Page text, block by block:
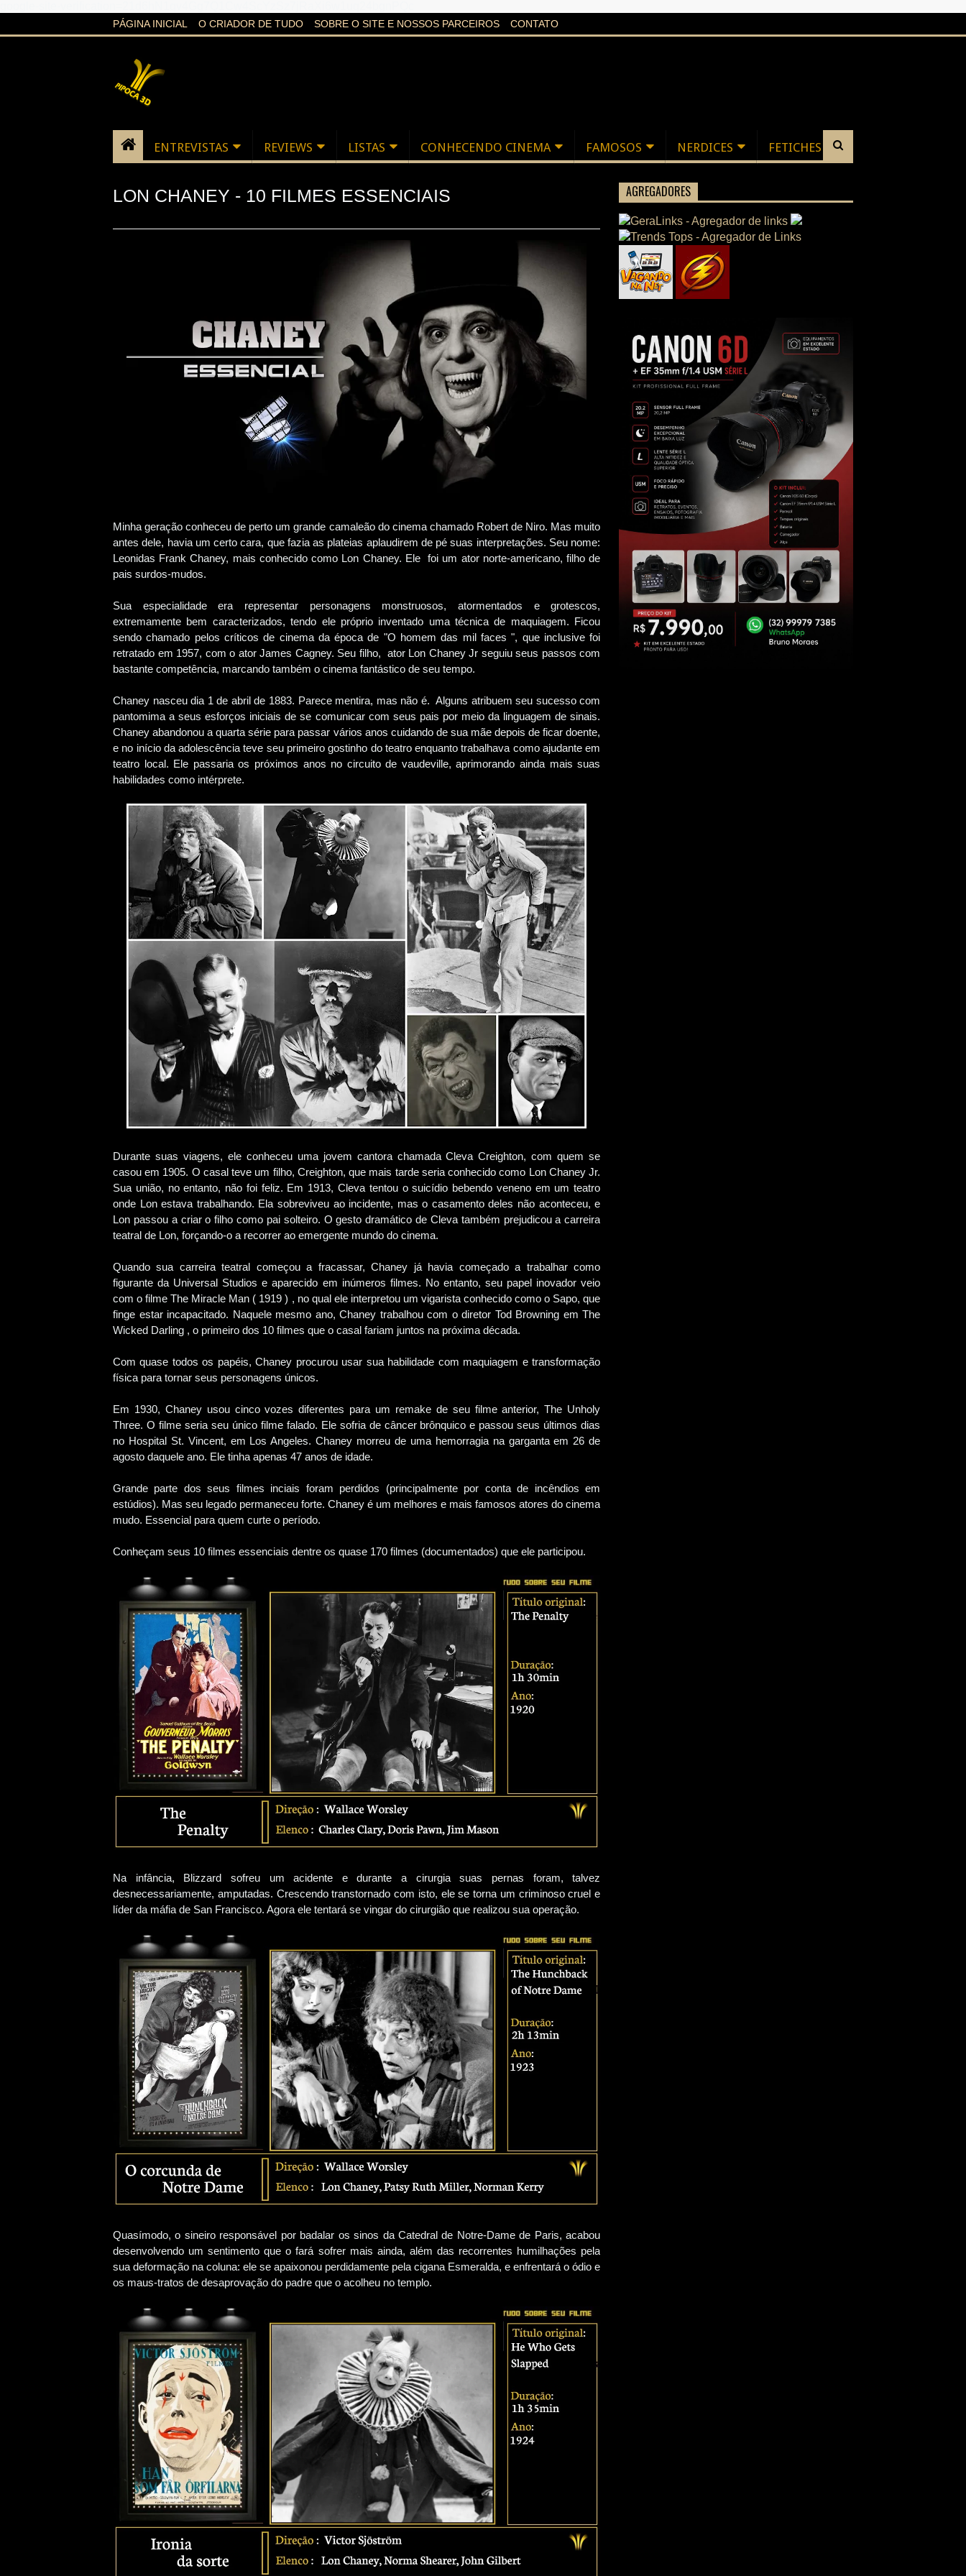
PÁGINA INICIAL O CRIADOR DE TUDO SOBRE O SITE E NOSSOS PARCEIROS CONTATO
ENTREVISTAS REVIEWS LISTAS CONHECENDO CINEMA FAMOSOS NERDICES FETICHES
LON CHANEY - 10 FILMES ESSENCIAIS
Minha geração conheceu de perto um grande camaleão do cinema chamado Robert de Niro. Mas muito
antes dele, havia um certo cara, que fazia as plateias aplaudirem de pé suas interpretações. Seu nome:
Leonidas Frank Chaney, mais conhecido como Lon Chaney. Ele foi um ator norte-americano, filho de
pais surdos-mudos.
Sua especialidade era representar personagens monstruosos, atormentados e grotescos,
extremamente bem caracterizados, tendo ele próprio inventado uma técnica de maquiagem. Ficou
sendo chamado pelos críticos de cinema da época de "O homem das mil faces ", que inclusive foi
retratado em 1957, com o ator James Cagney. Seu filho, ator Lon Chaney Jr seguiu seus passos com
bastante competência, marcando também o cinema fantástico de seu tempo.
Chaney nasceu dia 1 de abril de 1883. Parece mentira, mas não é. Alguns atribuem seu sucesso com
pantomima a seus esforços iniciais de se comunicar com seus pais por meio da linguagem de sinais.
Chaney abandonou a quarta série para passar vários anos cuidando de sua mãe depois de ficar doente,
e no início da adolescência teve seu primeiro gostinho do teatro enquanto trabalhava como ajudante em
teatro local. Ele passaria os próximos anos no circuito de vaudeville, aprimorando ainda mais suas
habilidades como intérprete.
Durante suas viagens, ele conheceu uma jovem cantora chamada Cleva Creighton, com quem se
casou em 1905. O casal teve um filho, Creighton, que mais tarde seria conhecido como Lon Chaney Jr.
Sua união, no entanto, não foi feliz. Em 1913, Cleva tentou o suicídio bebendo veneno em um teatro
onde Lon estava trabalhando. Ela sobreviveu ao incidente, mas o casamento deles não aconteceu, e
Lon passou a criar o filho como pai solteiro. O gesto dramático de Cleva também prejudicou a carreira
teatral de Lon, forçando-o a recorrer ao emergente mundo do cinema.
Quando sua carreira teatral começou a fracassar, Chaney já havia começado a trabalhar como
figurante da Universal Studios e aparecido em inúmeros filmes. No entanto, seu papel inovador veio
com o filme The Miracle Man ( 1919 ) , no qual ele interpretou um vigarista conhecido como o Sapo, que
finge estar incapacitado. Naquele mesmo ano, Chaney trabalhou com o diretor Tod Browning em The
Wicked Darling , o primeiro dos 10 filmes que o casal fariam juntos na próxima década.
Com quase todos os papéis, Chaney procurou usar sua habilidade com maquiagem e transformação
física para tornar seus personagens únicos.
Em 1930, Chaney usou cinco vozes diferentes para um remake de seu filme anterior, The Unholy
Three. O filme seria seu único filme falado. Ele sofria de câncer brônquico e passou seus últimos dias
no Hospital St. Vincent, em Los Angeles. Chaney morreu de uma hemorragia na garganta em 26 de
agosto daquele ano. Ele tinha apenas 47 anos de idade.
Grande parte dos seus filmes inciais foram perdidos (principalmente por conta de incêndios em
estúdios). Mas seu legado permaneceu forte. Chaney é um melhores e mais famosos atores do cinema
mudo. Essencial para quem curte o período.
Conheçam seus 10 filmes essenciais dentre os quase 170 filmes (documentados) que ele participou.
Na infância, Blizzard sofreu um acidente e durante a cirurgia suas pernas foram, talvez
desnecessariamente, amputadas. Crescendo transtornado com isto, ele se torna um criminoso cruel e
líder da máfia de San Francisco. Agora ele tentará se vingar do cirurgião que realizou sua operação.
Quasímodo, o sineiro responsável por badalar os sinos da Catedral de Notre-Dame de Paris, acabou
desenvolvendo um sentimento que o fará sofrer mais ainda, além das recorrentes humilhações pela
sua deformação na coluna: ele se apaixonou perdidamente pela cigana Esmeralda, e enfrentará o ódio e
os maus-tratos de desaprovação do padre que o acolheu no templo.
AGREGADORES